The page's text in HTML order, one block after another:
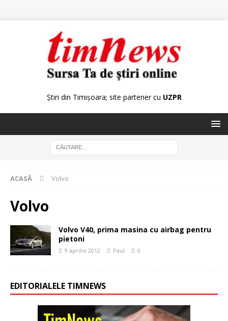
Știri din Timișoara; site partener cu UZPR
ACASĂ Volvo
Volvo
Volvo V40, prima masina cu airbag pentru
pietoni
9 aprilie 2012 Paul 0
EDITORIALELE TIMNEWS